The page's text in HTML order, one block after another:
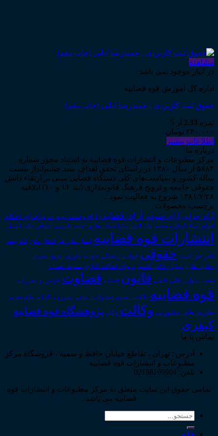
مشاهده
در انبار موجود نمی باشد
اداره کل آموزش قوه قضاییه
حقوق ثبت کاربردی ـ حمیدرضا آدابی (چاپ دهم)
نمره 2.33 از 5
۲۴۰,۰۰۰ تومان
اطلاعات بیشتر
درباره ما
مرکز مطبوعات و انتشارات قوه قضاییه به استناد مجوز شماره
۵۸۸۴ از سال ۱۳۸۰ در راستای تحقق اهداف سند چشم‌انداز بیست
ساله کشور و سیاست‌های کلی دستگاه قضایی مبنی بر ارتقاء دانش
حقوقی جامعه و ترویج فرهنگ قانونمداری (بند ۱۶ و ۱۰) ابلاغیه
۱۳۸۱/۷/۲۸ شروع به فعالیت نمود...
برچسب محصولات
آرای جزایی آرای حقوقی آرای قضایی آرای وحدت رویه اجاره اجرای احکام
اجرای اسناد احوال شخصیه ادله_اثبات_دعوا اسناد_تجاری اعاده_دادرسی اعتراض_ثالث اعسار
انتشارات قوه قضاییه انتقال_مال_غیر انحلال_نکاح بانک بیمه
تاجر حق_کسب حقوقی حوادث_رانندگی خلع_ید داوری دعاوی_تصرف
دعاوی_طاری دیوان عالی کشور دیوان عدالت اداری سقوط_تعهدات
شعب_دیوان_عالی قاضی قانون قضات قضاوت قوانین_و_مقررات
قوه قضاییه مالکیت_معنوی مسئولیت_مدنی مشروح مذاکرات نظام قضایی
نظریه_های_مشورتی وکالت وکیل پژوهشگاه قوه قضاییه
کیفری
تماس با ما
آدرس : تهران ، تقاطع خیابان حافظ و سمیه ، فروشگاه مرکز
مطبوعات و انتشارات قوه قضاییه
تلفن: 02188199904
تمامی حقوق این سایت متعلق به مرکز مطبوعات و انتشارات قوه
قضاییه می باشد .
جستجو
خانه